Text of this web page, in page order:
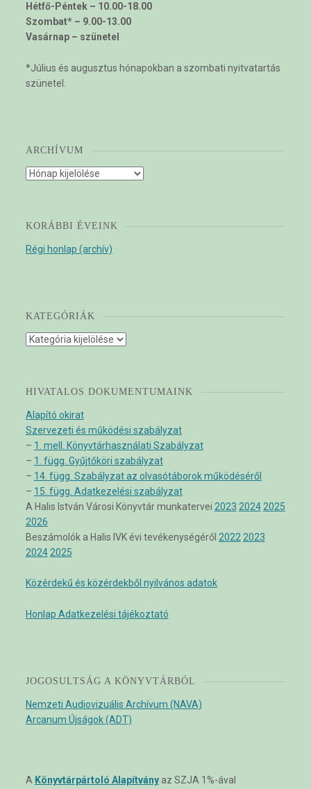
Hétfő-Péntek – 10.00-18.00
Szombat* – 9.00-13.00
Vasárnap – szünetel
*Július és augusztus hónapokban a szombati nyitvatartás
szünetel.
ARCHÍVUM
Archívum
KORÁBBI ÉVEINK
Régi honlap (archív)
KATEGÓRIÁK
Kategóriák
HIVATALOS DOKUMENTUMAINK
Alapító okirat
Szervezeti és működési szabályzat
– 1. mell. Könyvtárhasználati Szabályzat
– 1. függ. Gyűjtőköri szabályzat
– 14. függ. Szabályzat az olvasótáborok működéséről
– 15. függ. Adatkezelési szabályzat
A Halis István Városi Könyvtár munkatervei 2023 2024 2025
2026
Beszámolók a Halis IVK évi tevékenységéről 2022 2023
2024 2025
Közérdekű és közérdekből nyilvános adatok
Honlap Adatkezelési tájékoztató
JOGOSULTSÁG A KÖNYVTÁRBÓL
Nemzeti Audiovizuális Archívum (NAVA)
Arcanum Újságok (ADT)
A Könyvtárpártoló Alapítványaz SZJA 1%-ával